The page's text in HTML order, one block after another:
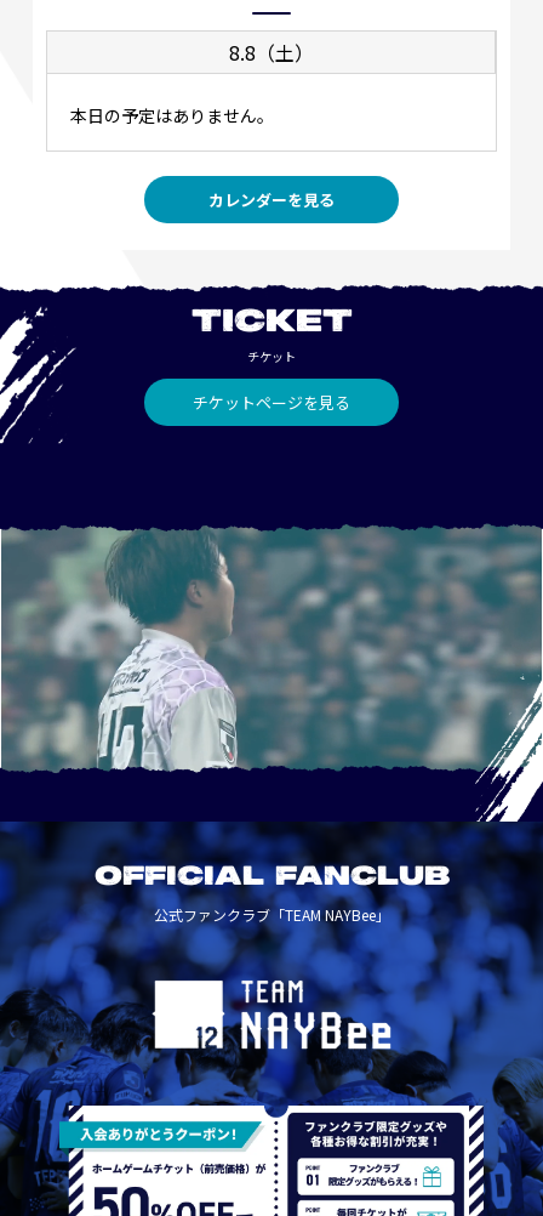
8.8（土）
本日の予定はありません。
カレンダーを見る
TICKET
チケット
チケットページを見る
OFFICIAL FANCLUB
公式ファンクラブ「TEAM NAYBee」